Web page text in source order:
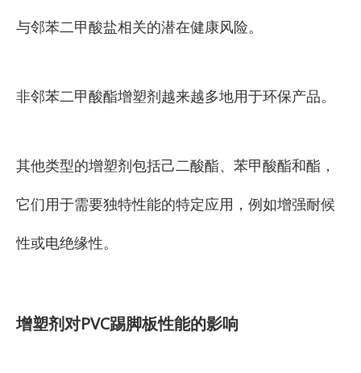
与邻苯二甲酸盐相关的潜在健康风险。
非邻苯二甲酸酯增塑剂越来越多地用于环保产品。
其他类型的增塑剂包括己二酸酯、苯甲酸酯和酯，
它们用于需要独特性能的特定应用，例如增强耐候
性或电绝缘性。
增塑剂对PVC踢脚板性能的影响